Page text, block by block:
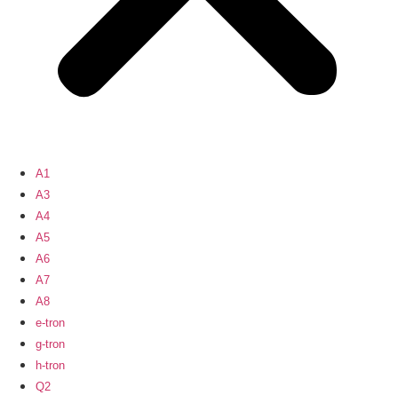
A1
A3
A4
A5
A6
A7
A8
e-tron
g-tron
h-tron
Q2